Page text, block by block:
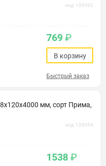
код: 130092
769 ₽
В корзину
Быстрый заказ
мм, сорт Прима,
код: 130094
1538 ₽